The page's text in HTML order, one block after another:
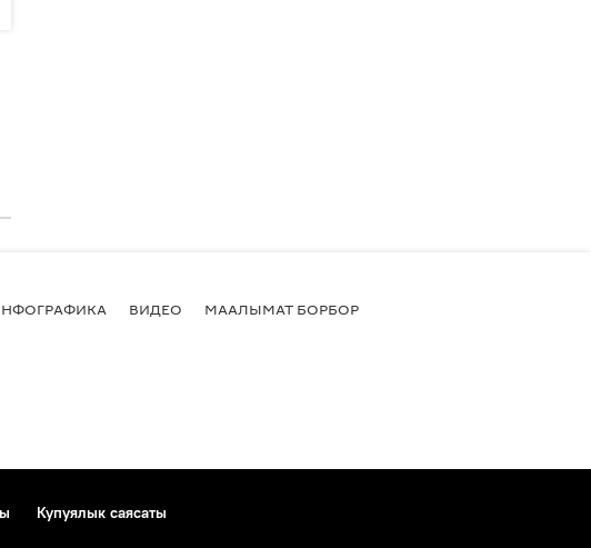
ВИДЕО МААЛЫМАТ БОРБОР
Купуялык саясаты